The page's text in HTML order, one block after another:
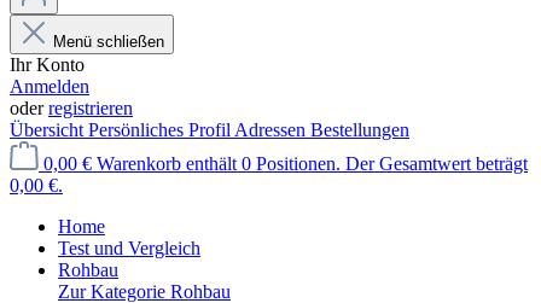
Menü schließen
Ihr Konto
Anmelden
oderregistrieren
Übersicht Persönliches Profil Adressen Bestellungen
0,00 € Warenkorb enthält 0 Positionen. Der Gesamtwert beträgt
0,00 €.
Home
Test und Vergleich
Rohbau
Zur Kategorie Rohbau